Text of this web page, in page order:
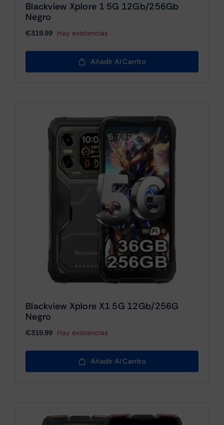
Blackview Xplore 1 5G 12Gb/256Gb
Negro
€319.99 Hay existencias
Añadir Al Carrito
Blackview Xplore X1 5G 12Gb/256G
Negro
€319.99 Hay existencias
Añadir Al Carrito